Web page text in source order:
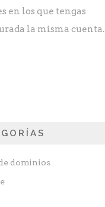
en los que tengas
la misma cuenta.
dominios